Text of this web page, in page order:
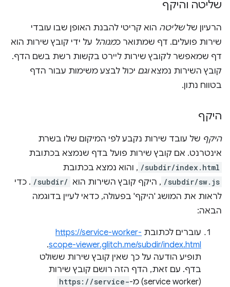
שליטה והיקף
הרעיון שלשליטה הוא קריטי להבנת האופן שבו עובדי
שירות פועלים. דף שמתואר כמנוהל על ידי קובץ שירות הוא
דף שמאפשר לקובץ שירות ליירט בקשות רשת בשם הדף.
קובץ השירות נמצאוגם יכול לבצע משימות עבור הדף
בטווח נתון.
היקף
היקף של עובד שירות נקבע לפי המיקום שלו בשרת
אינטרנט. אם קובץ שירות פועל בדף שנמצא בכתובת
/subdir/index.html , והוא נמצא בכתובת
/subdir/sw.js , היקף קובץ השירות הוא /subdir/ . כדי
לראות את המושג 'היקף' בפעולה, כדאי לעיין בדוגמה
הבאה:
עוברים לכתובת https://service-worker-
scope-viewer.glitch.me/subdir/index.html
.
תופיע הודעה על כך שאין קובץ שירות ששולט
בדף. עם זאת, הדף הזה רושם קובץ שירות
(service worker) מ-
https://service-